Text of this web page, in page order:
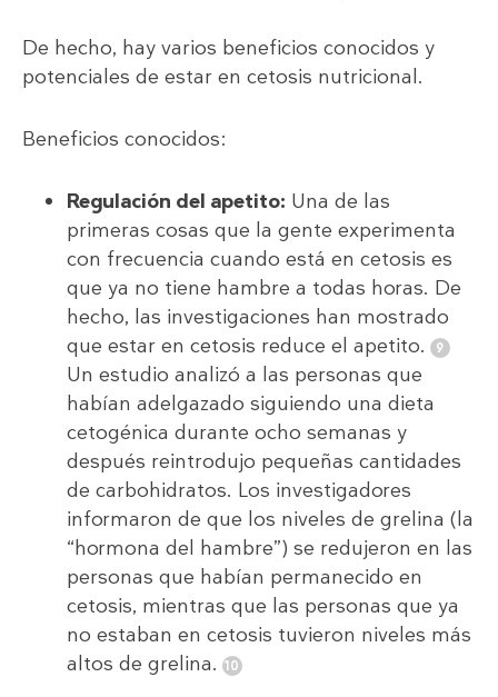
De hecho, hay varios beneficios conocidos y
potenciales de estar en cetosis nutricional.
Beneficios conocidos:
Regulación del apetito: Una de las
primeras cosas que la gente experimenta
con frecuencia cuando está en cetosis es
que ya no tiene hambre a todas horas. De
hecho, las investigaciones han mostrado
que estar en cetosis reduce el apetito.
Un estudio analizó a las personas que
habían adelgazado siguiendo una dieta
cetogénica durante ocho semanas y
después reintrodujo pequeñas cantidades
de carbohidratos. Los investigadores
informaron de que los niveles de grelina (la
“hormona del hambre”) se redujeron en las
personas que habían permanecido en
cetosis, mientras que las personas que ya
no estaban en cetosis tuvieron niveles más
altos de grelina.